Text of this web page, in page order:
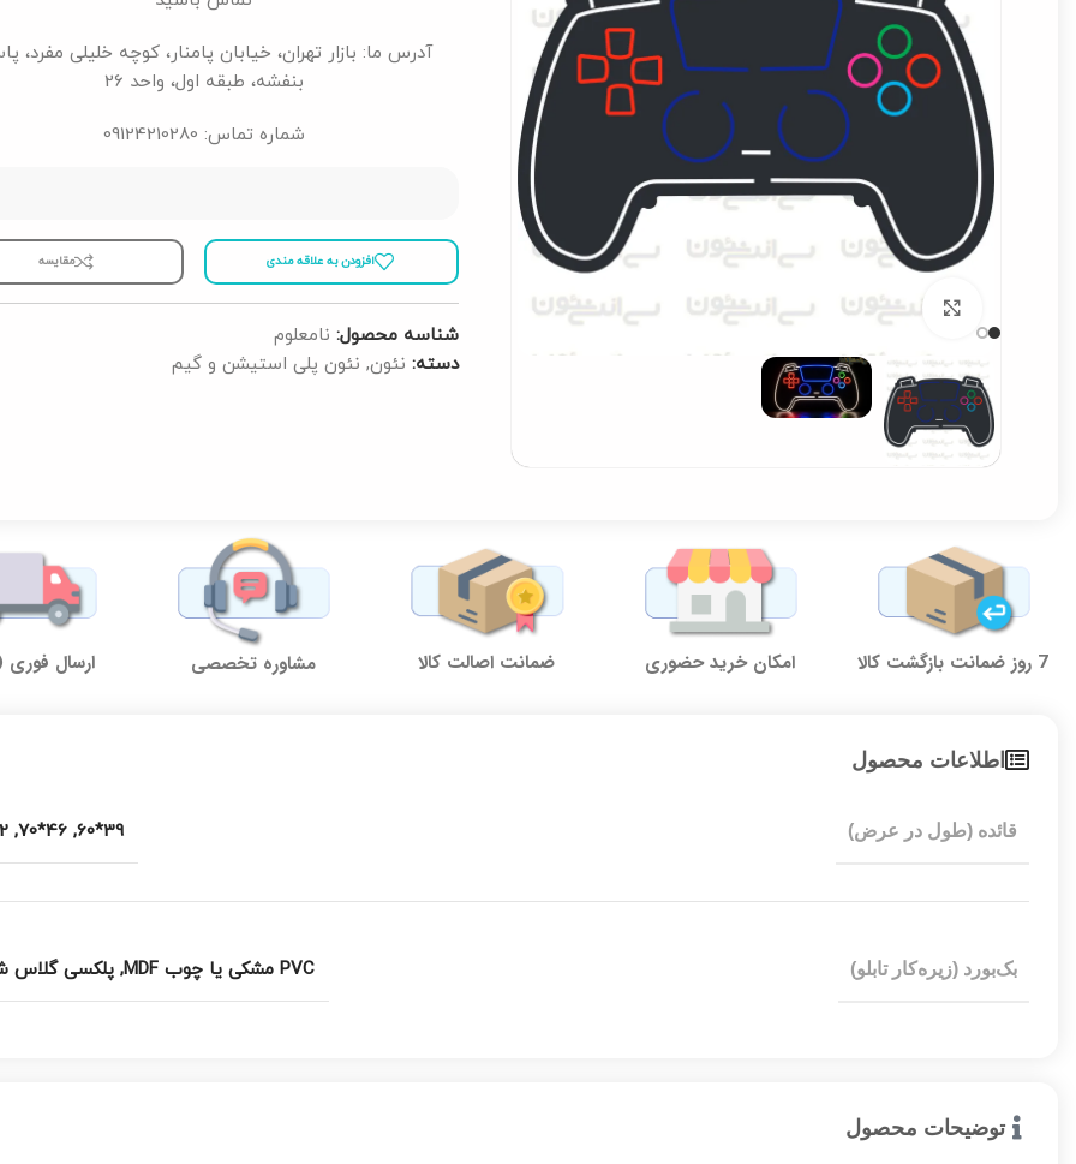
برای بزرگنمایی کلیک کنید
آدرس ما: بازار تهران، خیابان پامنار، کوچه خلیلی مفرد،
بنفشه، طبقه اول، واحد 26
شماره تماس: 09124210280
افزودن به علاقه مندی مقايسه
شناسه محصول: نامعلوم
دسته: نئون, نئون پلی استیشن و گیم
7 روز ضمانت بازگشت کالا امکان خرید حضوری ضمانت اصالت کالا مشاوره تخصصی ارسال فوری
اطلاعات محصول
قائده (طول در عرض) 39*60
,
46*70
,
بک‌بورد (زیره‌کار تابلو) PVC مشکی یا چوب MDF , پلکسی گلاس
توضیحات محصول